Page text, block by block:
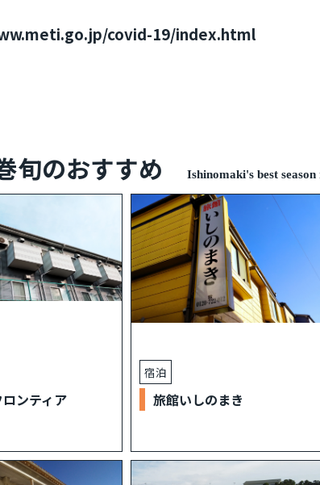
covid-19/index.html
旬のおすすめ Ishinomaki's best
ンティア
宿泊
旅館いしのまき